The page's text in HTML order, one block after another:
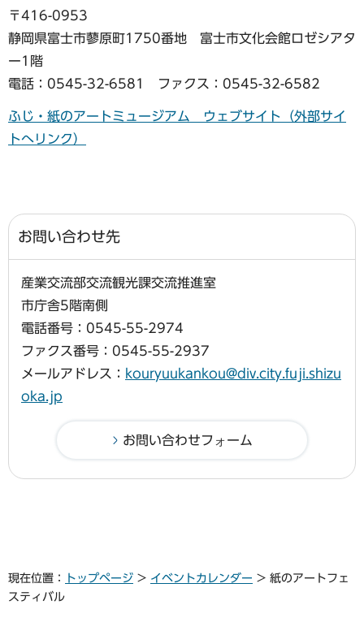
〒416-0953
静岡県富士市蓼原町1750番地 富士市文化会館ロゼシアタ
ー1階
電話：0545-32-6581 ファクス：0545-32-6582
ふじ・紙のアートミュージアム ウェブサイト（外部サイ
トへリンク）
お問い合わせ先
産業交流部交流観光課交流推進室
市庁舎5階南側
電話番号：0545-55-2974
ファクス番号：0545-55-2937
メールアドレス： kouryuukankou@div.city.fuji.shizu
oka.jp
現在位置： トップページ > イベントカレンダー > 紙のアートフェ
スティバル